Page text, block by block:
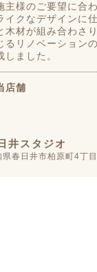
主様のご要望に合
イクなデザインに
木材が組み合わさ
るリノベーション
ました。
店舗
井スタジオ
県春日井市柏原町4丁